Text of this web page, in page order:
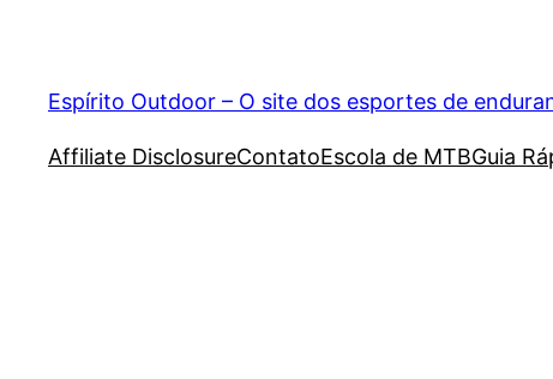
Espírito Outdoor – O site dos esportes de
Affiliate DisclosureContatoEscola de MTBGuia